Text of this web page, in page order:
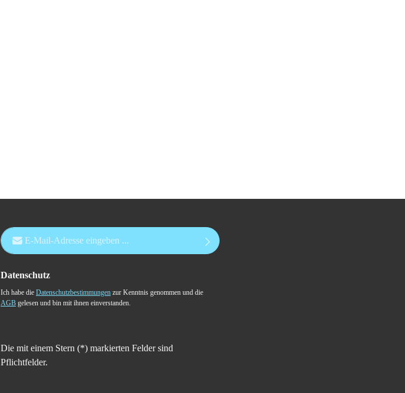
E-Mail-Adresse*
Datenschutz
Ich habe die Datenschutzbestimmungen zur Kenntnis genommen und die
AGB gelesen und bin mit ihnen einverstanden.
Die mit einem Stern (*) markierten Felder sind
Pflichtfelder.